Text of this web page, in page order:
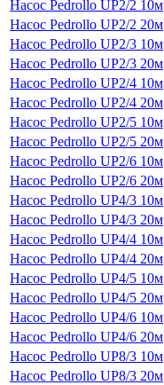
Насос Pedrollo UP2/2 10м
Насос Pedrollo UP2/2 20м
Насос Pedrollo UP2/3 10м
Насос Pedrollo UP2/3 20м
Насос Pedrollo UP2/4 10м
Насос Pedrollo UP2/4 20м
Насос Pedrollo UP2/5 10м
Насос Pedrollo UP2/5 20м
Насос Pedrollo UP2/6 10м
Насос Pedrollo UP2/6 20м
Насос Pedrollo UP4/3 10м
Насос Pedrollo UP4/3 20м
Насос Pedrollo UP4/4 10м
Насос Pedrollo UP4/4 20м
Насос Pedrollo UP4/5 10м
Насос Pedrollo UP4/5 20м
Насос Pedrollo UP4/6 10м
Насос Pedrollo UP4/6 20м
Насос Pedrollo UP8/3 10м
Насос Pedrollo UP8/3 20м